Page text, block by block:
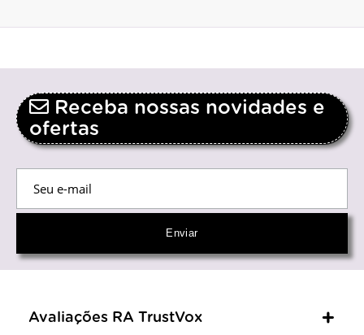
Receba nossas novidades e
ofertas
Avaliações RA TrustVox